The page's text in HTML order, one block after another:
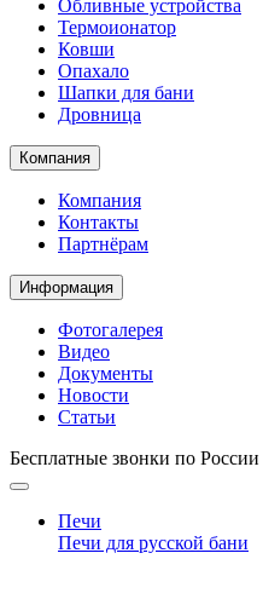
Обливные устройства
Термоионатор
Ковши
Опахало
Шапки для бани
Дровница
Компания
Компания
Контакты
Партнёрам
Информация
Фотогалерея
Видео
Документы
Новости
Статьи
Бесплатные звонки по России
Печи
Печи для русской бани